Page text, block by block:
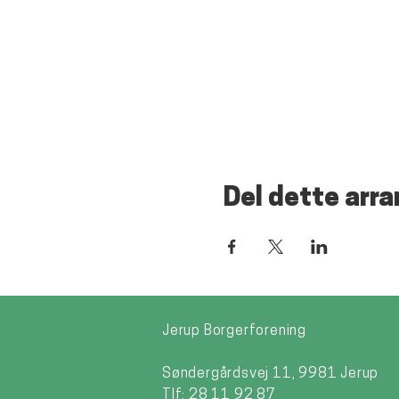
Del dette
Jerup Borgerforening
Søndergårdsvej 11, 9981 Jerup
Tlf: 28 11 92 87